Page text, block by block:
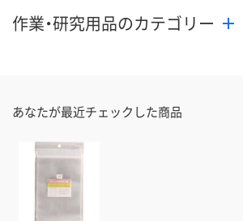
作業・研究用品のカテゴリー
あなたが最近チェックした商品